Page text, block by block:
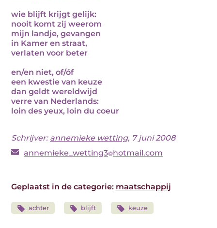
wie blijft krijgt gelijk:
nooit komt zij weerom
mijn landje, gevangen
in Kamer en straat,
verlaten voor beter
en/en niet, of/óf
een kwestie van keuze
dan geldt wereldwijd
verre van Nederlands:
loin des yeux, loin du coeur
Schrijver: annemieke wetting, 7 juni 2008
annemieke_wetting3 hotmail.com
Geplaatst in de categorie: maatschappij
achter blijft keuze